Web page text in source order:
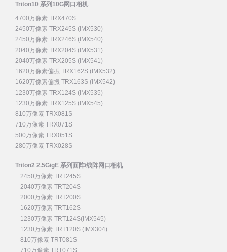
Triton10 系列10G网口相机
4700万像素 TRX470S
2450万像素 TRX245S (IMX530)
2450万像素 TRX246S (IMX540)
2040万像素 TRX204S (IMX531)
2040万像素 TRX205S (IMX541)
1620万像素偏振 TRX162S (IMX532)
1620万像素偏振 TRX163S (IMX542)
1230万像素 TRX124S (IMX535)
1230万像素 TRX125S (IMX545)
810万像素 TRX081S
710万像素 TRX071S
500万像素 TRX051S
280万像素 TRX028S
Triton2 2.5GigE 系列面阵/线阵网口相机
2450万像素 TRT245S
2040万像素 TRT204S
2000万像素 TRT200S
1620万像素 TRT162S
1230万像素 TRT124S(IMX545)
1230万像素 TRT120S (IMX304)
810万像素 TRT081S